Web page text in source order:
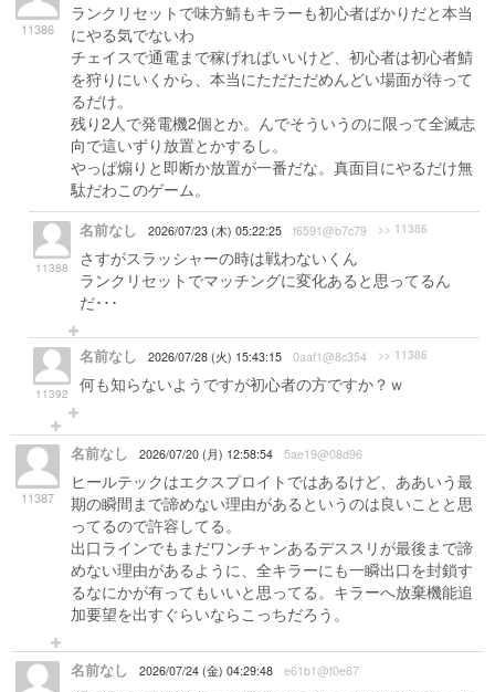
11386
ランクリセットで味方鯖もキラーも初心者ばかりだと本当
にやる気でないわ
チェイスで通電まで稼げればいいけど、初心者は初心者鯖
を狩りにいくから、本当にただただめんどい場面が待って
るだけ。
残り2人で発電機2個とか。んでそういうのに限って全滅志
向で這いずり放置とかするし。
やっぱ煽りと即断か放置が一番だな。真面目にやるだけ無
駄だわこのゲーム。
11388
名前なし 2026/07/23 (木) 05:22:25 f6591@b7c79 >> 11386
さすがスラッシャーの時は戦わないくん
ランクリセットでマッチングに変化あると思ってるん
だ･･･
11392
名前なし 2026/07/28 (火) 15:43:15 0aaf1@8c354 >> 11386
何も知らないようですが初心者の方ですか？ｗ
11387
名前なし 2026/07/20 (月) 12:58:54 5ae19@08d96
ヒールテックはエクスプロイトではあるけど、ああいう最
期の瞬間まで諦めない理由があるというのは良いことと思
ってるので許容してる。
出口ラインでもまだワンチャンあるデススリが最後まで諦
めない理由があるように、全キラーにも一瞬出口を封鎖す
るなにかが有ってもいいと思ってる。キラーへ放棄機能追
加要望を出すぐらいならこっちだろう。
名前なし 2026/07/24 (金) 04:29:48 e61b1@f0e67